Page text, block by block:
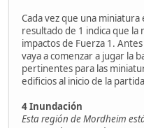
Cada vez que una
resultado de 1 indica que la
impactos de Fuerza 1.
vaya a comenzar a jugar la
pertinentes para las
edificios al inicio de la
4 Inundación
Esta región de Mordheim